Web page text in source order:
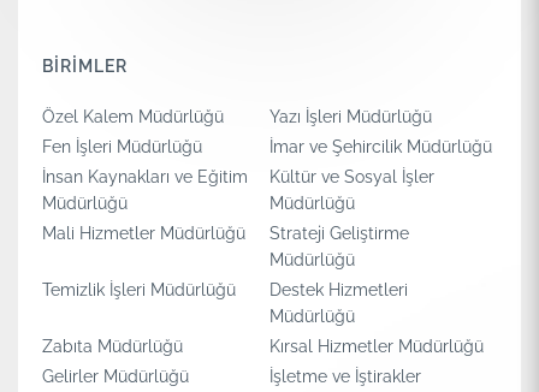
BİRİMLER
Özel Kalem Müdürlüğü
Yazı İşleri Müdürlüğü
Fen İşleri Müdürlüğü
İmar ve Şehircilik Müdürlüğü
İnsan Kaynakları ve Eğitim
Müdürlüğü
Kültür ve Sosyal İşler
Müdürlüğü
Mali Hizmetler Müdürlüğü
Strateji Geliştirme
Müdürlüğü
Temizlik İşleri Müdürlüğü
Destek Hizmetleri
Müdürlüğü
Zabıta Müdürlüğü
Kırsal Hizmetler Müdürlüğü
Gelirler Müdürlüğü
İşletme ve İştirakler